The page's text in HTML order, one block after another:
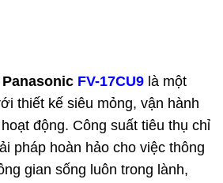
Panasonic FV-17CU9 là một
thiết kế siêu mỏng, vận hành
động. Công suất tiêu thụ chỉ
pháp hoàn hảo cho việc thông
gian sống luôn trong lành,